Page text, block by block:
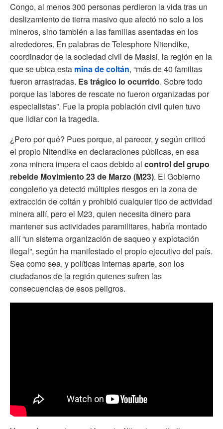
Congo, al menos 300 personas perdieron la vida tras un
deslizamiento de tierra masivo que afectó no solo a los
mineros, sino también a las familias asentadas en los
alrededores. En palabras de Telesphore Nitendike,
coordinador de la sociedad civil de Masisi, la región en la
que se ubica esta mina de coltán, “más de 40 familias
fueron arrastradas. Es trágico lo ocurrido. Sobre todo
porque las labores de rescate no fueron organizadas por
especialistas”. Fue la propia población civil quien tuvo
que lidiar con la tragedia.
¿Pero por qué? Pues porque, al parecer, y según criticó
el propio Nitendike en declaraciones públicas, en esa
zona minera impera el caos debido al control del grupo
rebelde Movimiento 23 de Marzo (M23). El Gobierno
congoleño ya detectó múltiples riesgos en la zona de
extracción de coltán y prohibió cualquier tipo de actividad
minera allí, pero el M23, quien necesita dinero para
mantener sus actividades paramilitares, habría montado
allí “un sistema organización de saqueo y explotación
ilegal”, según ha manifestado el propio ejecutivo del país.
Sea como sea, y políticas internas aparte, son los
ciudadanos de la región quienes sufren las
consecuencias de esos peligros.